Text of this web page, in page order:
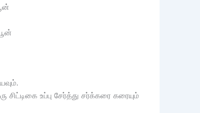
உப்பு சேர்த்து சர்க்கரை கரையும்